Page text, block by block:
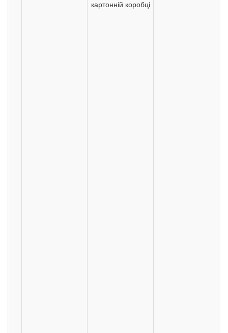
картонній коробці